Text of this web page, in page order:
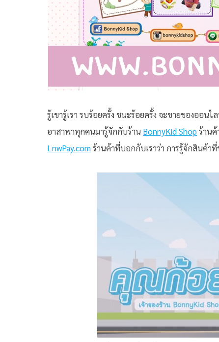
รู้เขารู้เรา รบร้อยครั้ง ชนะร้อยครั้ง จะขายของออน
อาสาพาทุกคนมารู้จักกับร้าน BonnyKid Shopร้านค้
LnwPay.comร้านค้าที่บอกกับเราว่า การรู้จักสินค้า